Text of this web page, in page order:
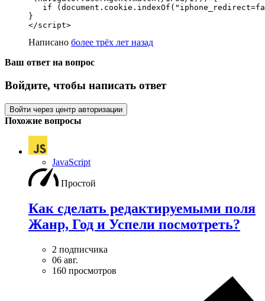
if
}
</script>
Написано более трёх лет назад
Ваш ответ на вопрос
Войдите, чтобы написать ответ
Войти через центр авторизации
Похожие вопросы
JavaScript
Простой
Как сделать редактируемыми поля
Жанр, Год и Успели посмотреть?
2 подписчика
06 авг.
160 просмотров